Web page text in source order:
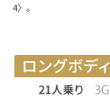
4〉。